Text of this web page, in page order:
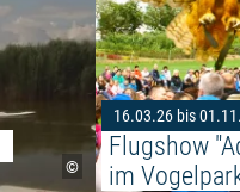
©
16.03.26 bis
Flugshow
im